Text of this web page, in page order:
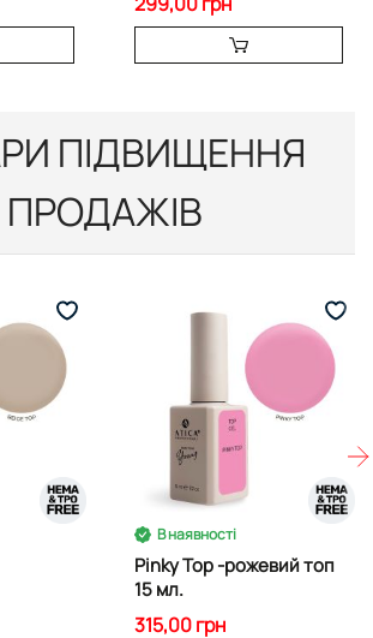
ПІДВИЩЕННЯ
ПРОДАЖІВ
В наявності
Pinky Top -рожевий топ
15 мл.
315,00 грн